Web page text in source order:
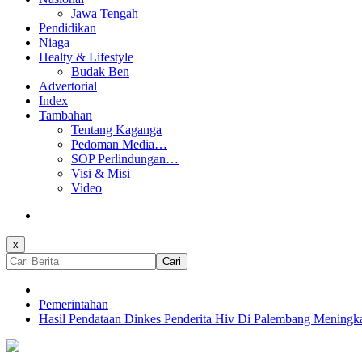
Jawa Tengah
Pendidikan
Niaga
Healty & Lifestyle
Budak Ben
Advertorial
Index
Tambahan
Tentang Kaganga
Pedoman Media…
SOP Perlindungan…
Visi & Misi
Video
x
Cari
Pemerintahan
Hasil Pendataan Dinkes Penderita Hiv Di Palembang